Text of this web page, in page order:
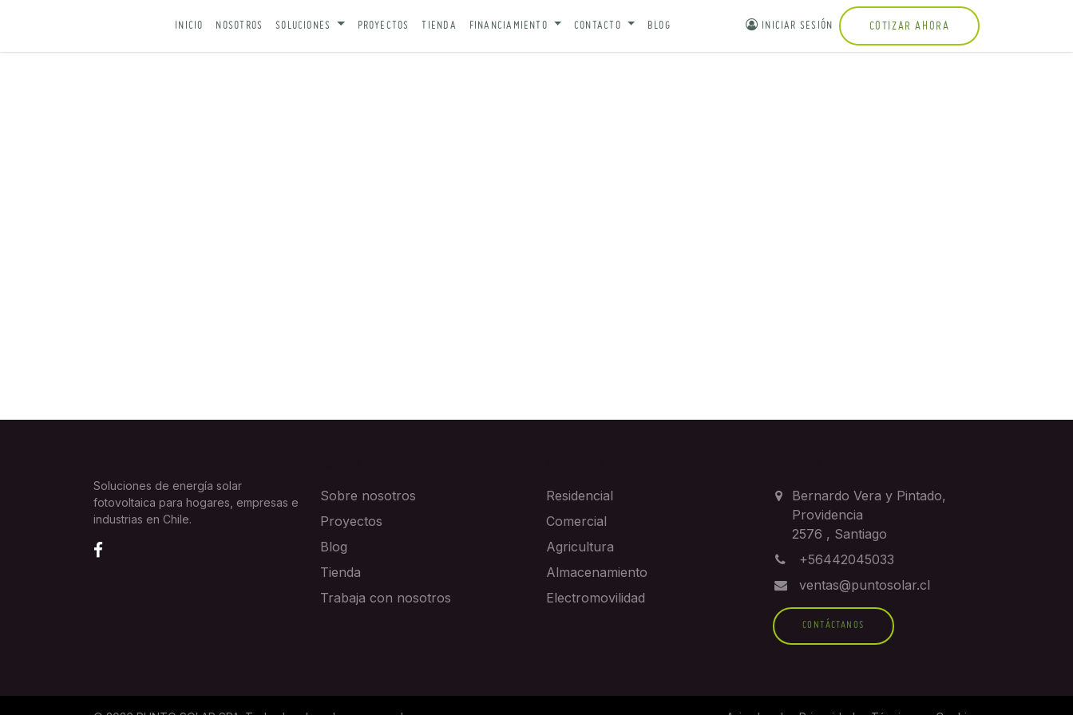
INICIO NOSOTROS SOLUCIONES PROYECTOS TIENDA FINANCIAMIENTO CONTACTO BLOG INICIAR SESIÓN COTIZAR AHORA
Soluciones de energía solar
fotovoltaica para hogares, empresas e
industrias en Chile.
Sobre nosotros
Proyectos
Blog
Tienda
Trabaja con nosotros
Residencial
Comercial
Agricultura
Almacenamiento
Electromovilidad
Bernardo Vera y Pintado,
Providencia
2576 , Santiago
+56442045033
ventas@puntosolar.cl
CONTÁCTANOS